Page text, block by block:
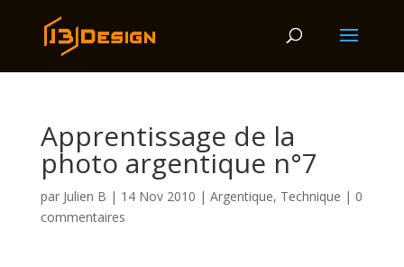
Apprentissage de la
photo argentique n°7
par Julien B | 14 Nov 2010 | Argentique, Technique | 0
commentaires